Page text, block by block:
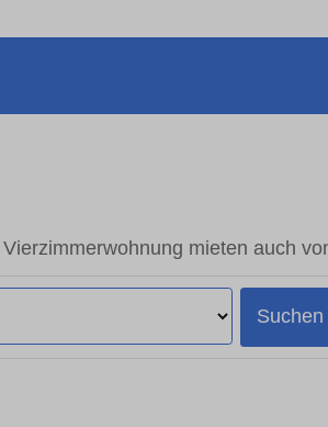
mieten auch
Suchen